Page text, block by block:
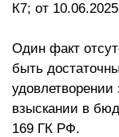
К7; от
Один факт
быть
взыскании в
169 ГК РФ.